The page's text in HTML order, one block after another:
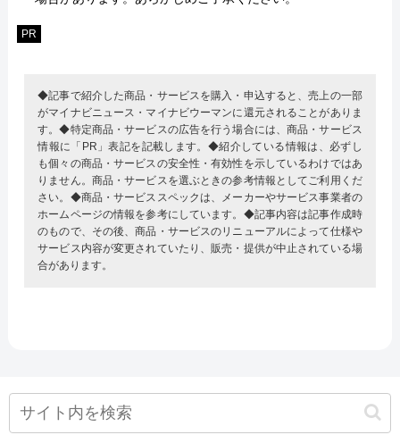
PR
◆記事で紹介した商品・サービスを購入・申込すると、売上の一部
がマイナビニュース・マイナビウーマンに還元されることがありま
す。◆特定商品・サービスの広告を行う場合には、商品・サービス
情報に「PR」表記を記載します。◆紹介している情報は、必ずし
も個々の商品・サービスの安全性・有効性を示しているわけではあ
りません。商品・サービスを選ぶときの参考情報としてご利用くだ
さい。◆商品・サービススペックは、メーカーやサービス事業者の
ホームページの情報を参考にしています。◆記事内容は記事作成時
のもので、その後、商品・サービスのリニューアルによって仕様や
サービス内容が変更されていたり、販売・提供が中止されている場
合があります。